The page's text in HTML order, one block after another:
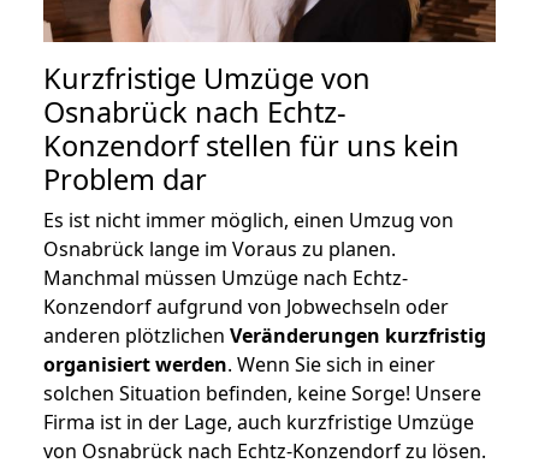
Kurzfristige Umzüge von
Osnabrück nach Echtz-
Konzendorf stellen für uns kein
Problem dar
Es ist nicht immer möglich, einen Umzug von
Osnabrück lange im Voraus zu planen.
Manchmal müssen Umzüge nach Echtz-
Konzendorf aufgrund von Jobwechseln oder
anderen plötzlichen Veränderungen kurzfristig
organisiert werden. Wenn Sie sich in einer
solchen Situation befinden, keine Sorge! Unsere
Firma ist in der Lage, auch kurzfristige Umzüge
von Osnabrück nach Echtz-Konzendorf zu lösen.